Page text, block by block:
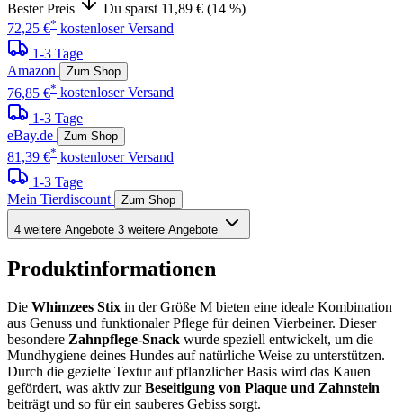
Bester Preis
Du sparst 11,89 € (14 %)
72,25 €* kostenloser Versand
1-3 Tage
Amazon
Zum Shop
76,85 €* kostenloser Versand
1-3 Tage
eBay.de
Zum Shop
81,39 €* kostenloser Versand
1-3 Tage
Mein Tierdiscount
Zum Shop
4 weitere Angebote 3 weitere Angebote
Produktinformationen
Die Whimzees Stix in der Größe M bieten eine ideale Kombination
aus Genuss und funktionaler Pflege für deinen Vierbeiner. Dieser
besondere Zahnpflege-Snack wurde speziell entwickelt, um die
Mundhygiene deines Hundes auf natürliche Weise zu unterstützen.
Durch die gezielte Textur auf pflanzlicher Basis wird das Kauen
gefördert, was aktiv zurBeseitigung von Plaque und Zahnstein
beiträgt und so für ein sauberes Gebiss sorgt.